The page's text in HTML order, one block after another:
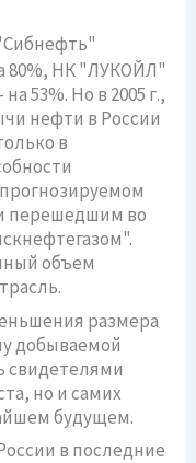
80%, НК "ЛУКОЙЛ"
53%. Но в 2005 г.,
нефти в России
в
перешедшим во
объем
размера
добываемой
свидетелями
но и самих
будущем.
в последние